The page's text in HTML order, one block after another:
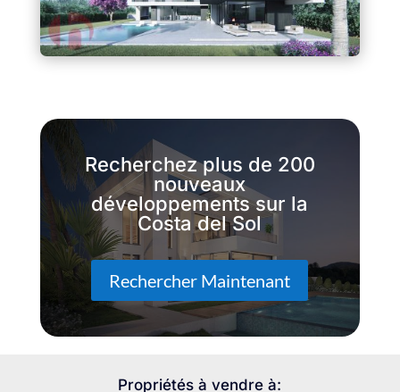
Recherchez plus de 200
nouveaux
développements sur la
Costa del Sol
Rechercher Maintenant
Propriétés à vendre à: